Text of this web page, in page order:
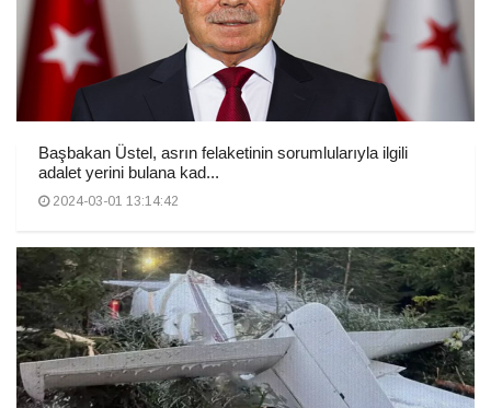
Başbakan Üstel, asrın felaketinin sorumlularıyla ilgili
adalet yerini bulana kad...
2024-03-01 13:14:42